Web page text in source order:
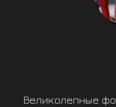
Великолепные